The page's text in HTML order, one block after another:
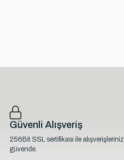
Güvenli Alışveriş
256Bit SSL sertifikası ile alışverişleriniz
güvende.